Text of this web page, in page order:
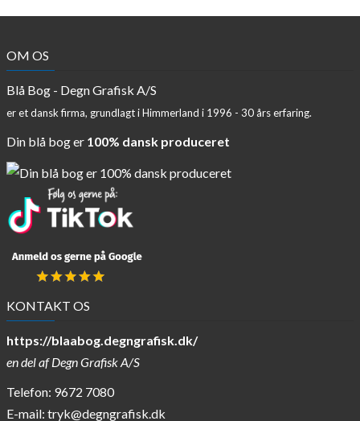
OM OS
Blå Bog - Degn Grafisk A/S
er et dansk firma, grundlagt i Himmerland i 1996 - 30 års erfaring.
Din blå bog er 100% dansk produceret
KONTAKT OS
https://blaabog.degngrafisk.dk/
en del afDegn Grafisk A/S
Telefon: 9672 7080
E-mail: tryk@degngrafisk.dk